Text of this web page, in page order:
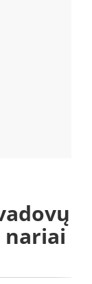
nariai